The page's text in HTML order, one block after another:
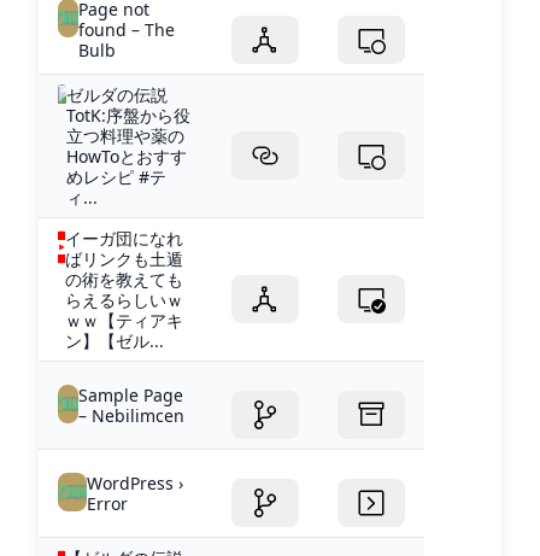
Page not
found – The
Bulb
ゼルダの伝説
TotK:序盤から役
立つ料理や薬の
HowToとおすす
めレシピ #テ
ィ...
イーガ団になれ
ばリンクも土遁
の術を教えても
らえるらしいｗ
ｗｗ【ティアキ
ン】【ゼル...
Sample Page
– Nebilimcen
WordPress ›
Error